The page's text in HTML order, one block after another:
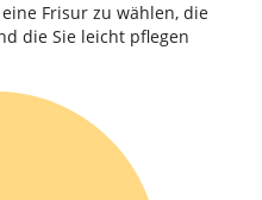
Frisur zu wählen, die
die Sie leicht pflegen